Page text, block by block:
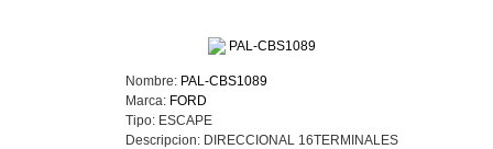
Nombre: PAL-CBS1089
Marca: FORD
Tipo: ESCAPE
Descripcion: DIRECCIONAL 16TERMINALES